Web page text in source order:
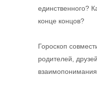
единственного?
конце концов?
Гороскоп
родителей,
взаимопонимания.